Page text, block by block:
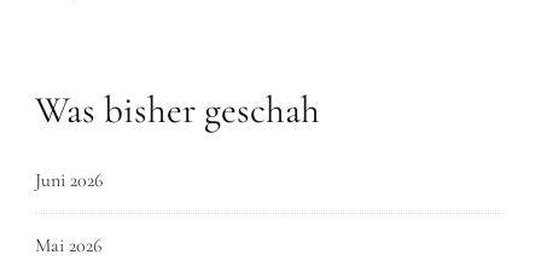
Was bisher geschah
Juni 2026
Mai 2026